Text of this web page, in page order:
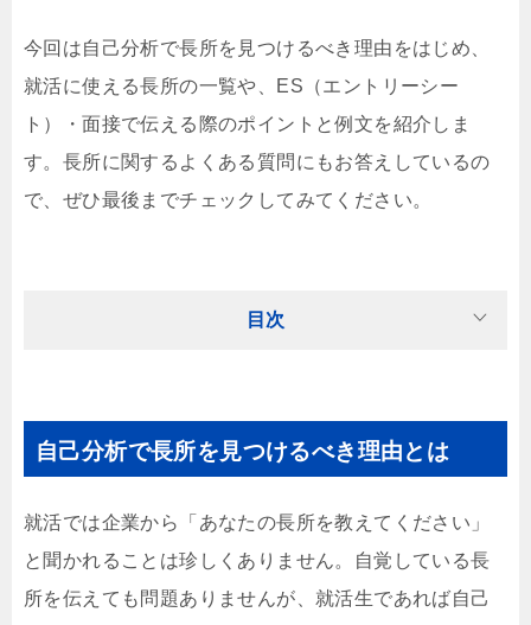
今回は自己分析で長所を見つけるべき理由をはじめ、
就活に使える長所の一覧や、ES（エントリーシー
ト）・面接で伝える際のポイントと例文を紹介しま
す。長所に関するよくある質問にもお答えしているの
で、ぜひ最後までチェックしてみてください。
目次
自己分析で長所を見つけるべき理由とは
就活では企業から「あなたの長所を教えてください」
と聞かれることは珍しくありません。自覚している長
所を伝えても問題ありませんが、就活生であれば自己